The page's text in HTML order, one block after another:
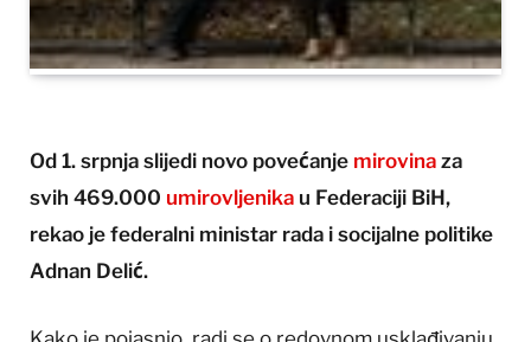
Od 1. srpnja slijedi novo povećanje mirovina za
svih 469.000 umirovljenika u Federaciji BiH,
rekao je federalni ministar rada i socijalne politike
Adnan Delić.